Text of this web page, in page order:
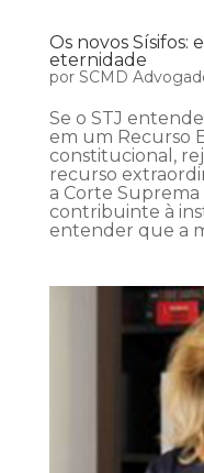
Os novos Sísifos:
eternidade
por SCMD
Se o STJ
em um Recurso
constitucional,
recurso
a Corte
contribuinte à
entender que a